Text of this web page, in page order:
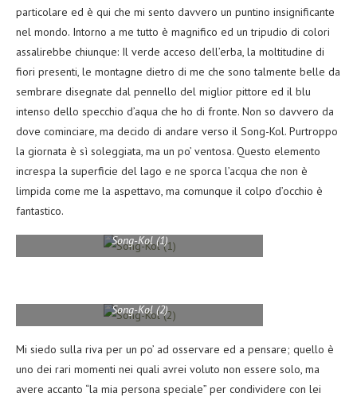
particolare ed è qui che mi sento davvero un puntino insignificante
nel mondo. Intorno a me tutto è magnifico ed un tripudio di colori
assalirebbe chiunque: Il verde acceso dell’erba, la moltitudine di
fiori presenti, le montagne dietro di me che sono talmente belle da
sembrare disegnate dal pennello del miglior pittore ed il blu
intenso dello specchio d’aqua che ho di fronte. Non so davvero da
dove cominciare, ma decido di andare verso il Song-Kol. Purtroppo
la giornata è sì soleggiata, ma un po’ ventosa. Questo elemento
increspa la superficie del lago e ne sporca l’acqua che non è
limpida come me la aspettavo, ma comunque il colpo d’occhio è
fantastico.
Song-Kol (1)
Song-Kol (2)
Mi siedo sulla riva per un po’ ad osservare ed a pensare; quello è
uno dei rari momenti nei quali avrei voluto non essere solo, ma
avere accanto “la mia persona speciale” per condividere con lei